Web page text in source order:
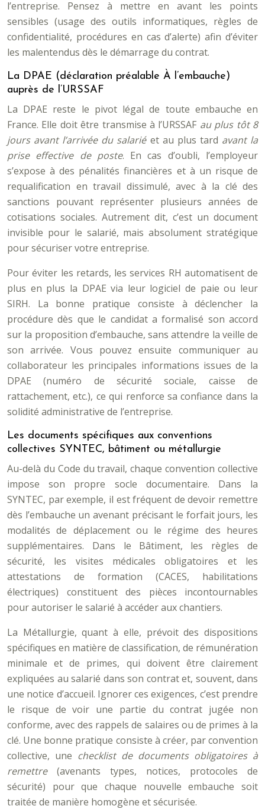
l’entreprise. Pensez à mettre en avant les points
sensibles (usage des outils informatiques, règles de
confidentialité, procédures en cas d’alerte) afin d’éviter
les malentendus dès le démarrage du contrat.
La DPAE (déclaration préalable À l’embauche)
auprès de l’URSSAF
La DPAE reste le pivot légal de toute embauche en
France. Elle doit être transmise à l’URSSAF au plus tôt 8
jours avant l’arrivée du salariéet au plus tard avant la
prise effective de poste. En cas d’oubli, l’employeur
s’expose à des pénalités financières et à un risque de
requalification en travail dissimulé, avec à la clé des
sanctions pouvant représenter plusieurs années de
cotisations sociales. Autrement dit, c’est un document
invisible pour le salarié, mais absolument stratégique
pour sécuriser votre entreprise.
Pour éviter les retards, les services RH automatisent de
plus en plus la DPAE via leur logiciel de paie ou leur
SIRH. La bonne pratique consiste à déclencher la
procédure dès que le candidat a formalisé son accord
sur la proposition d’embauche, sans attendre la veille de
son arrivée. Vous pouvez ensuite communiquer au
collaborateur les principales informations issues de la
DPAE (numéro de sécurité sociale, caisse de
rattachement, etc.), ce qui renforce sa confiance dans la
solidité administrative de l’entreprise.
Les documents spécifiques aux conventions
collectives SYNTEC, bâtiment ou métallurgie
Au-delà du Code du travail, chaque convention collective
impose son propre socle documentaire. Dans la
SYNTEC, par exemple, il est fréquent de devoir remettre
dès l’embauche un avenant précisant le forfait jours, les
modalités de déplacement ou le régime des heures
supplémentaires. Dans le Bâtiment, les règles de
sécurité, les visites médicales obligatoires et les
attestations de formation (CACES, habilitations
électriques) constituent des pièces incontournables
pour autoriser le salarié à accéder aux chantiers.
La Métallurgie, quant à elle, prévoit des dispositions
spécifiques en matière de classification, de rémunération
minimale et de primes, qui doivent être clairement
expliquées au salarié dans son contrat et, souvent, dans
une notice d’accueil. Ignorer ces exigences, c’est prendre
le risque de voir une partie du contrat jugée non
conforme, avec des rappels de salaires ou de primes à la
clé. Une bonne pratique consiste à créer, par convention
collective, une checklist de documents obligatoires à
remettre(avenants types, notices, protocoles de
sécurité) pour que chaque nouvelle embauche soit
traitée de manière homogène et sécurisée.